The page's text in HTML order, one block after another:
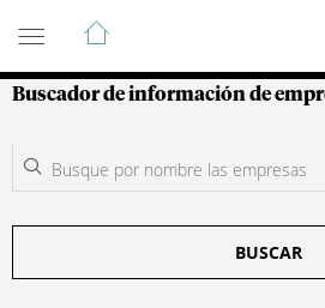
Guía de Empresas
Buscador de información de
BUSCAR